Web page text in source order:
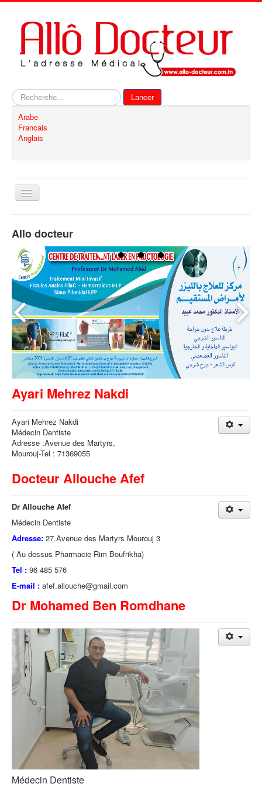
Rechercher
Lancer
Arabe
Francais
Anglais
Basculer
Contact
Allo docteur
Ayari Mehrez Nakdi
Ayari Mehrez Nakdi
Médecin Dentiste
Adresse :Avenue des Martyrs,
Mourouj-Tel : 71369055
Docteur Allouche Afef
Dr Allouche Afef
Médecin Dentiste
Adresse: 27.Avenue des Martyrs Mourouj 3
( Au dessus Pharmacie Rim Boufrikha)
Tel : 96 485 576
E-mail : afef.allouche@gmail.com
Dr Mohamed Ben Romdhane
Médecin Dentiste